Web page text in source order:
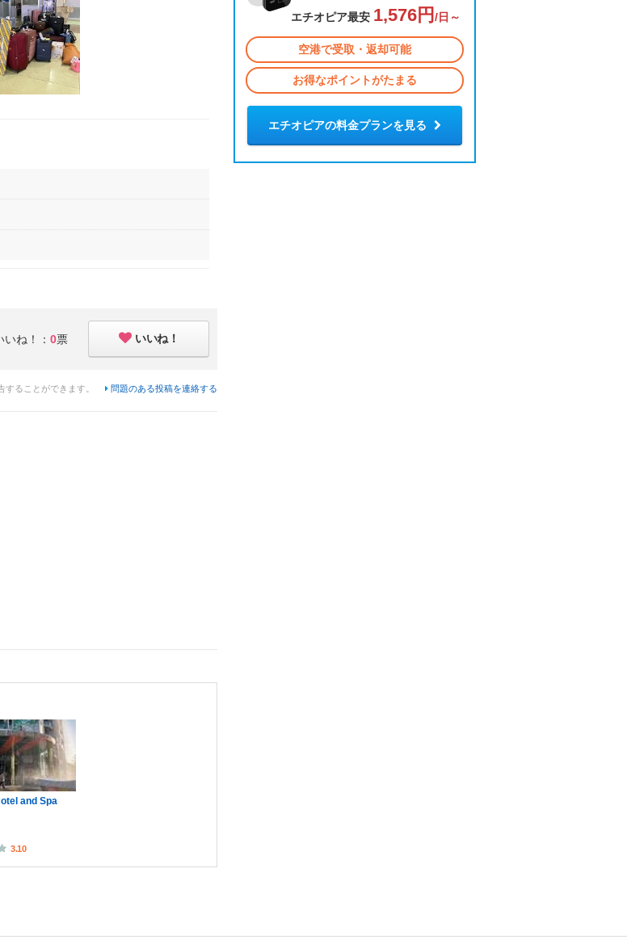
いね！： 0票 いいね！
することができます。 問題のある投稿を連絡する
and Spa
3.10
エチオピア最安 1,576円 /日～
空港で受取・返却可能
お得なポイントがたまる
エチオピアの料金プランを見る